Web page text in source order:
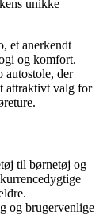
unikke
et anerkendt
og komfort.
autostole, der
attraktivt valg for
til børnetøj og
og brugervenlige